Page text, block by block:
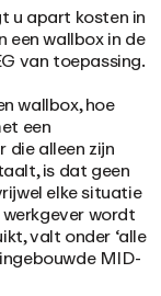
u apart kosten in
wallbox in de
van toepassing.
wallbox, hoe
een
die alleen zijn
is dat geen
elke situatie
wordt
valt onder ‘alle
MID-